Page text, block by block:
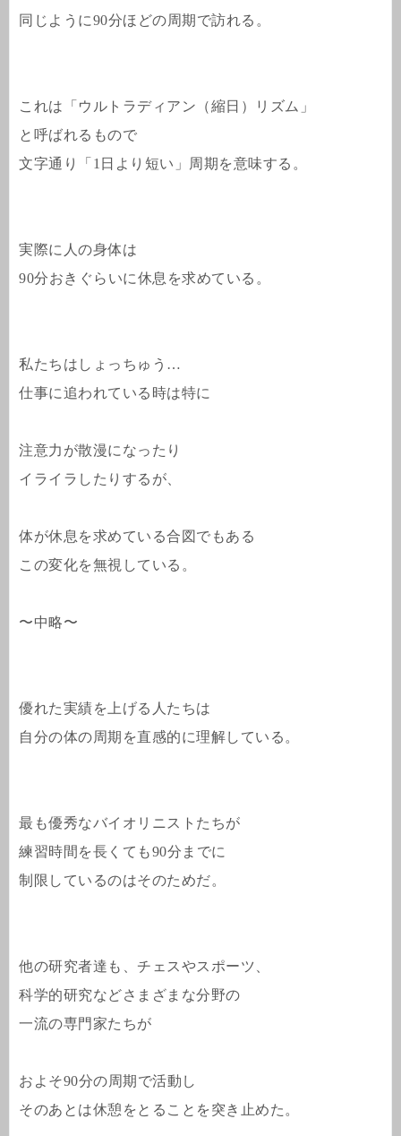
同じように90分ほどの周期で訪れる。
これは「ウルトラディアン（縮日）リズム」
と呼ばれるもので
文字通り「1日より短い」周期を意味する。
実際に人の身体は
90分おきぐらいに休息を求めている。
私たちはしょっちゅう…
仕事に追われている時は特に
注意力が散漫になったり
イライラしたりするが、
体が休息を求めている合図でもある
この変化を無視している。
〜中略〜
優れた実績を上げる人たちは
自分の体の周期を直感的に理解している。
最も優秀なバイオリニストたちが
練習時間を長くても90分までに
制限しているのはそのためだ。
他の研究者達も、チェスやスポーツ、
科学的研究などさまざまな分野の
一流の専門家たちが
およそ90分の周期で活動し
そのあとは休憩をとることを突き止めた。